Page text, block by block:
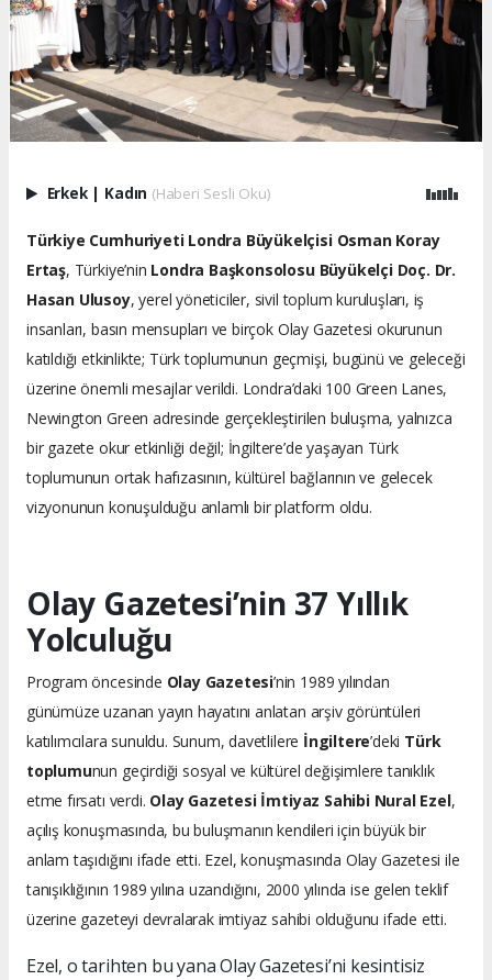
Erkek | Kadın (Haberi Sesli Oku)
Türkiye Cumhuriyeti Londra Büyükelçisi Osman Koray
Ertaş, Türkiye’nin Londra Başkonsolosu Büyükelçi Doç. Dr.
Hasan Ulusoy, yerel yöneticiler, sivil toplum kuruluşları, iş
insanları, basın mensupları ve birçok Olay Gazetesi okurunun
katıldığı etkinlikte; Türk toplumunun geçmişi, bugünü ve geleceği
üzerine önemli mesajlar verildi. Londra’daki 100 Green Lanes,
Newington Green adresinde gerçekleştirilen buluşma, yalnızca
bir gazete okur etkinliği değil; İngiltere’de yaşayan Türk
toplumunun ortak hafızasının, kültürel bağlarının ve gelecek
vizyonunun konuşulduğu anlamlı bir platform oldu.
Olay Gazetesi’nin 37 Yıllık
Yolculuğu
Program öncesinde Olay Gazetesi’nin 1989 yılından
günümüze uzanan yayın hayatını anlatan arşiv görüntüleri
katılımcılara sunuldu. Sunum, davetlilere İngiltere’deki Türk
toplumunun geçirdiği sosyal ve kültürel değişimlere tanıklık
etme fırsatı verdi. Olay Gazetesi İmtiyaz Sahibi Nural Ezel,
açılış konuşmasında, bu buluşmanın kendileri için büyük bir
anlam taşıdığını ifade etti. Ezel, konuşmasında Olay Gazetesi ile
tanışıklığının 1989 yılına uzandığını, 2000 yılında ise gelen teklif
üzerine gazeteyi devralarak imtiyaz sahibi olduğunu ifade etti.
Ezel, o tarihten bu yana Olay Gazetesi’ni kesintisiz